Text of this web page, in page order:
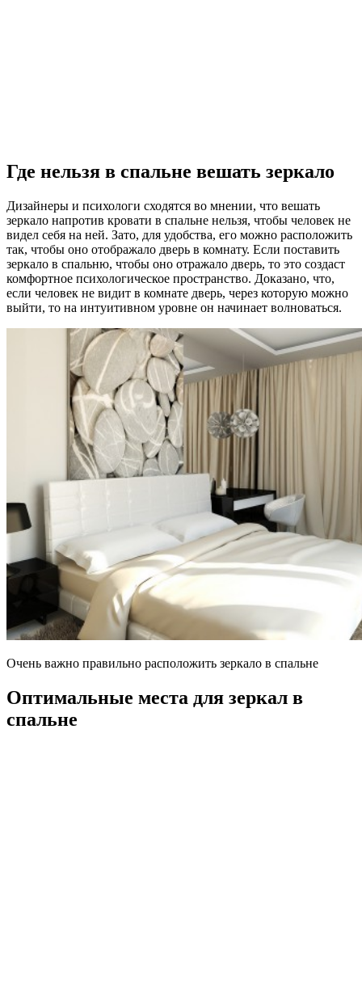
Где нельзя в спальне вешать зеркало
Дизайнеры и психологи сходятся во мнении, что вешать
зеркало напротив кровати в спальне нельзя, чтобы человек не
видел себя на ней. Зато, для удобства, его можно расположить
так, чтобы оно отображало дверь в комнату. Если поставить
зеркало в спальню, чтобы оно отражало дверь, то это создаст
комфортное психологическое пространство. Доказано, что,
если человек не видит в комнате дверь, через которую можно
выйти, то на интуитивном уровне он начинает волноваться.
Очень важно правильно расположить зеркало в спальне
Оптимальные места для зеркал в
спальне